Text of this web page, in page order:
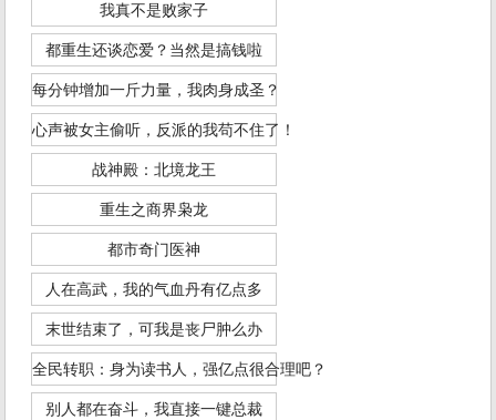
我真不是败家子
都重生还谈恋爱？当然是搞钱啦
每分钟增加一斤力量，我肉身成圣？
心声被女主偷听，反派的我苟不住了！
战神殿：北境龙王
重生之商界枭龙
都市奇门医神
人在高武，我的气血丹有亿点多
末世结束了，可我是丧尸肿么办
全民转职：身为读书人，强亿点很合理吧？
别人都在奋斗，我直接一键总裁